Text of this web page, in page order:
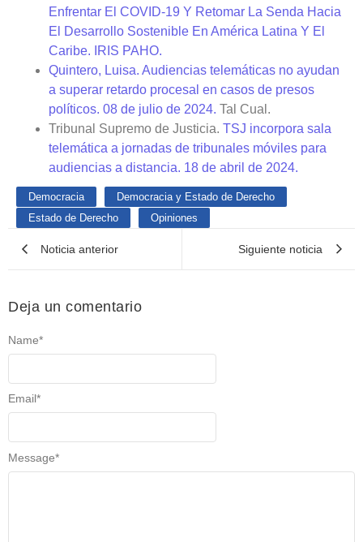
Enfrentar El COVID-19 Y Retomar La Senda Hacia
El Desarrollo Sostenible En América Latina Y El
Caribe. IRIS PAHO.
Quintero, Luisa. Audiencias telemáticas no ayudan
a superar retardo procesal en casos de presos
políticos. 08 de julio de 2024. Tal Cual.
Tribunal Supremo de Justicia. TSJ incorpora sala
telemática a jornadas de tribunales móviles para
audiencias a distancia. 18 de abril de 2024.
Democracia
Democracia y Estado de Derecho
Estado de Derecho
Opiniones
Noticia anterior Siguiente noticia
Deja un comentario
Message*
Name*
Email*